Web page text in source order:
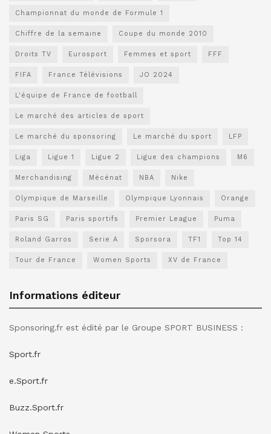
Championnat du monde de Formule 1
Chiffre de la semaine Coupe du monde 2010
Droits TV Eurosport Femmes et sport FFF
FIFA France Télévisions JO 2024
L'équipe de France de football
Le marché des articles de sport
Le marché du sponsoring Le marché du sport LFP
Liga Ligue 1 Ligue 2 Ligue des champions M6
Merchandising Mécénat NBA Nike
Olympique de Marseille Olympique Lyonnais Orange
Paris SG Paris sportifs Premier League Puma
Roland Garros Serie A Sporsora TF1 Top 14
Tour de France Women Sports XV de France
Informations éditeur
Sponsoring.fr est édité par le Groupe SPORT BUSINESS :
Sport.fr
e.Sport.fr
Buzz.Sport.fr